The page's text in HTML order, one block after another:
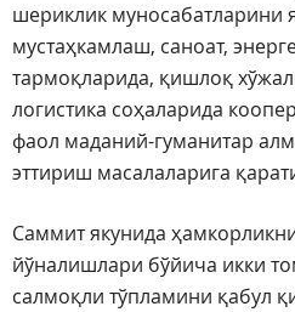
шериклик муносабатларини
мустаҳкамлаш, саноат,
тармоқларида, қишлоқ
логистика соҳаларида
фаол маданий-гуманитар
эттириш масалаларига
Саммит якунида
йўналишлари бўйича икки
салмоқли тўпламини қабул